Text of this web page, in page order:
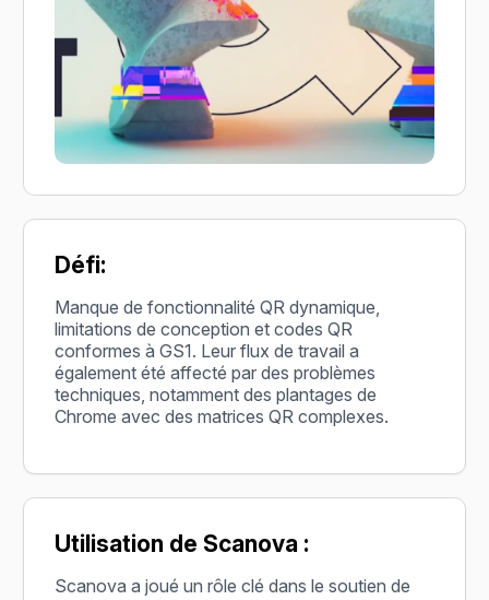
Défi:
Manque de fonctionnalité QR dynamique,
limitations de conception et codes QR
conformes à GS1. Leur flux de travail a
également été affecté par des problèmes
techniques, notamment des plantages de
Chrome avec des matrices QR complexes.
Utilisation de Scanova :
Scanova a joué un rôle clé dans le soutien de